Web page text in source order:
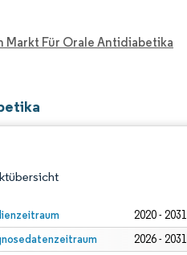
Markt Für Orale Antidiabetika
2020 - 2031
2026 - 2031